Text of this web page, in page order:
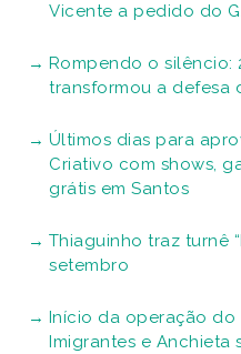
Vicente a pedido do
Rompendo o silêncio:
transformou a defesa
Últimos dias para
Criativo com shows,
grátis em Santos
Thiaguinho traz turnê
setembro
Início da operação
Imigrantes e Anchieta